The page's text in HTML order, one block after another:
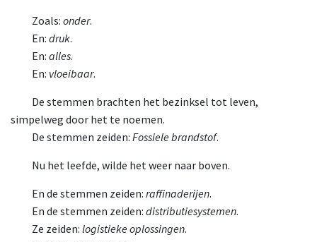
Zoals: onder.
En: druk.
En: alles.
En: vloeibaar.
De stemmen brachten het bezinksel tot leven,
simpelweg door het te noemen.
De stemmen zeiden: Fossiele brandstof.
Nu het leefde, wilde het weer naar boven.
En de stemmen zeiden: raffinaderijen.
En de stemmen zeiden: distributiesystemen.
Ze zeiden: logistieke oplossingen.